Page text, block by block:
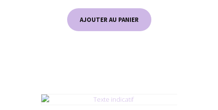
AJOUTER AU PANIER